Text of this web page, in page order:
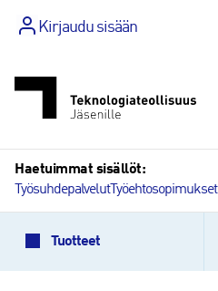
sisältöön
Kirjaudu sisään
Haetuimmat sisällöt:
TyösuhdepalvelutTyöehtosopimukset
Tuotteet